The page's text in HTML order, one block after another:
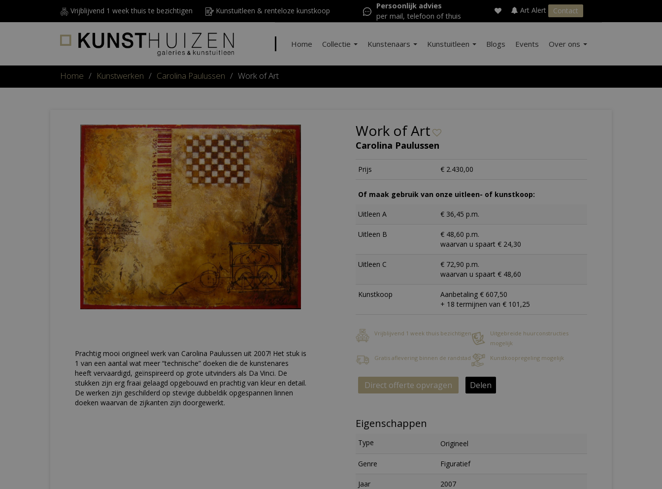
Vrijblijvend 1 week thuis te bezichtigen Kunstuitleen & renteloze kunstkoop
Persoonlijk advies
per mail, telefoon of thuis
Art Alert Contact
Home Collectie Kunstenaars Kunstuitleen Blogs Events Over ons
Home / Kunstwerken / Carolina Paulussen / Work of Art
Prachtig mooi origineel werk van Carolina Paulussen uit 2007! Het stuk is
1 van een aantal wat meer “technische” doeken die de kunstenares
heeft vervaardigd, geïnspireerd op grote uitvinders als Da Vinci. De
stukken zijn erg fraai gelaagd opgebouwd en prachtig van kleur en detail.
De werken zijn geschilderd op stevige dubbeldik opgespannen linnen
doeken waarvan de zijkanten zijn doorgewerkt.
Work of Art
Carolina Paulussen
Prijs € 2.430,00
Of maak gebruik van onze uitleen- of kunstkoop:
Uitleen A € 36,45 p.m.
Uitleen B
€ 48,60 p.m.
waarvan u spaart € 24,30
Uitleen C
€ 72,90 p.m.
waarvan u spaart € 48,60
Kunstkoop
Aanbetaling € 607,50
+ 18 termijnen van € 101,25
Vrijblijvend 1 week thuis bezichtigen
Uitgebreide huurconstructies
mogelijk
Gratis aflevering binnen de randstad
Kunstkoopregeling mogelijk
Direct offerte opvragen Delen
Eigenschappen
Type Origineel
Genre Figuratief
Jaar 2007